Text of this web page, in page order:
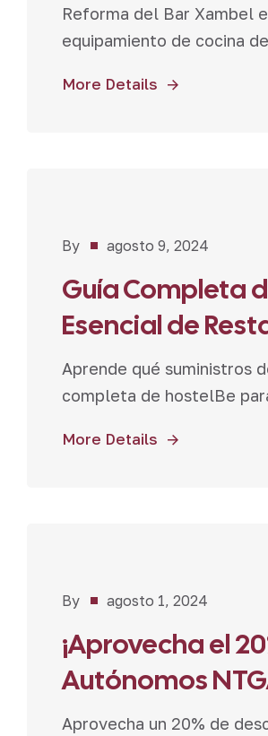
Reforma del Bar Xambel
equipamiento de cocina
More Details
Noticias
By agosto 9, 2024
Guía Completa
Esencial de
Aprende qué suministros
completa de hostelBe
More Details
Promociones
By agosto 1, 2024
¡Aprovecha el
Autónomos
Aprovecha un 20% de